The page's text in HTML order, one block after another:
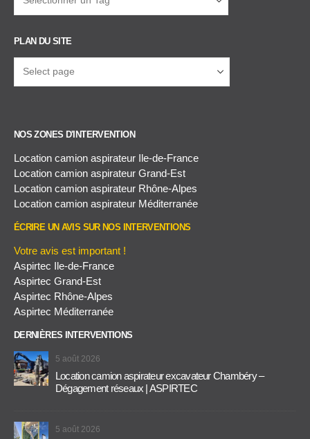
PLAN DU SITE
NOS ZONES D'INTERVENTION
Location camion aspirateur Ile-de-France
Location camion aspirateur Grand-Est
Location camion aspirateur Rhône-Alpes
Location camion aspirateur Méditerranée
ÉCRIRE UN AVIS SUR NOS INTERVENTIONS
Votre avis est important !
Aspirtec Ile-de-France
Aspirtec Grand-Est
Aspirtec Rhône-Alpes
Aspirtec Méditerranée
DERNIÈRES INTERVENTIONS
5 août 2026
Location camion aspirateur excavateur Chambéry –
Dégagement réseaux | ASPIRTEC
5 août 2026